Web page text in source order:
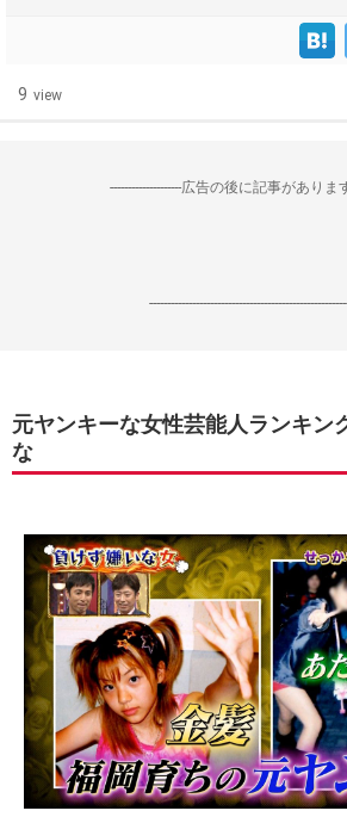
9 view
--------------------広告の後に記事があります
元ヤンキーな女性芸能人ランキ
な